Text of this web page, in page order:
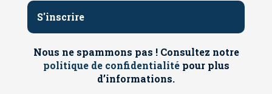
Nous ne spammons pas ! Consultez notre
politique de confidentialitépour plus
d’informations.